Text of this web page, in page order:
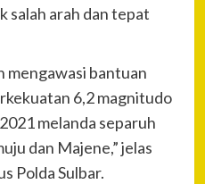
salah arah dan tepat
mengawasi bantuan
6,2 magnitudo
melanda separuh
dan Majene,” jelas
Polda Sulbar.